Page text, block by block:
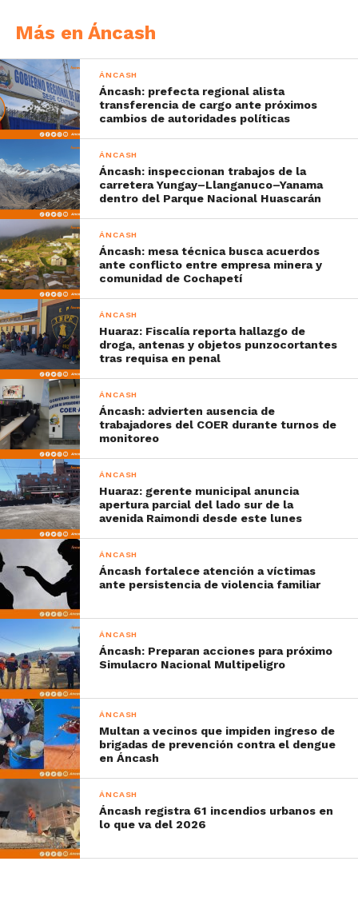
Más en Áncash
ÁNCASH
Áncash: prefecta regional alista
transferencia de cargo ante próximos
cambios de autoridades políticas
ÁNCASH
Áncash: inspeccionan trabajos de la
carretera Yungay–Llanganuco–Yanama
dentro del Parque Nacional Huascarán
ÁNCASH
Áncash: mesa técnica busca acuerdos
ante conflicto entre empresa minera y
comunidad de Cochapetí
ÁNCASH
Huaraz: Fiscalía reporta hallazgo de
droga, antenas y objetos punzocortantes
tras requisa en penal
ÁNCASH
Áncash: advierten ausencia de
trabajadores del COER durante turnos de
monitoreo
ÁNCASH
Huaraz: gerente municipal anuncia
apertura parcial del lado sur de la
avenida Raimondi desde este lunes
ÁNCASH
Áncash fortalece atención a víctimas
ante persistencia de violencia familiar
ÁNCASH
Áncash: Preparan acciones para próximo
Simulacro Nacional Multipeligro
ÁNCASH
Multan a vecinos que impiden ingreso de
brigadas de prevención contra el dengue
en Áncash
ÁNCASH
Áncash registra 61 incendios urbanos en
lo que va del 2026